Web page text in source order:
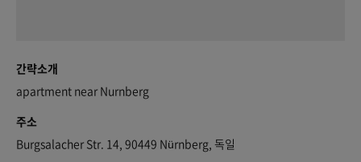
간략소개
apartment near Nurnberg
주소
Burgsalacher Str. 14, 90449 Nürnberg, 독일